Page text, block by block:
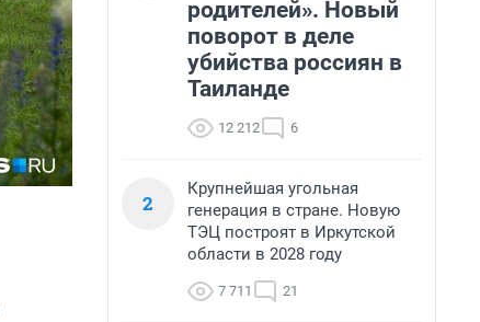
родителей». Новый
поворот в деле
убийства россиян в
Таиланде
12 212 6
2
Крупнейшая угольная
генерация в стране. Новую
ТЭЦ построят в Иркутской
области в 2028 году
7 711 21